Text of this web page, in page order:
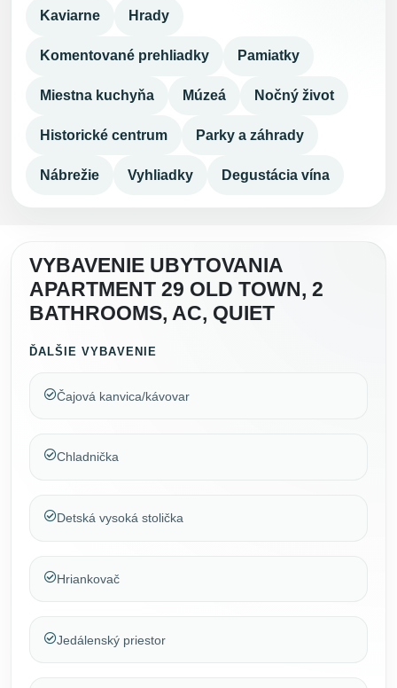
Kaviarne Hrady
Komentované prehliadky Pamiatky
Miestna kuchyňa Múzeá Nočný život
Historické centrum Parky a záhrady
Nábrežie Vyhliadky Degustácia vína
VYBAVENIE UBYTOVANIA
APARTMENT 29 OLD TOWN, 2
BATHROOMS, AC, QUIET
ĎALŠIE VYBAVENIE
Čajová kanvica/kávovar
Chladnička
Detská vysoká stolička
Hriankovač
Jedálenský priestor